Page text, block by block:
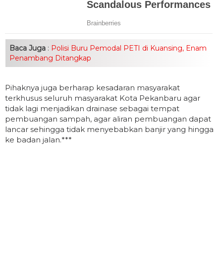
Baca Juga : Polisi Buru Pemodal PETI di Kuansing, Enam
Penambang Ditangkap
Pihaknya juga berharap kesadaran masyarakat
terkhusus seluruh masyarakat Kota Pekanbaru agar
tidak lagi menjadikan drainase sebagai tempat
pembuangan sampah, agar aliran pembuangan dapat
lancar sehingga tidak menyebabkan banjir yang hingga
ke badan jalan.***